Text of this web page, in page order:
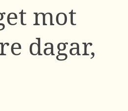
mot
dagar,